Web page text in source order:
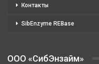
Контакты
SibEnzyme REBase
OOO «СибЭнзайм»